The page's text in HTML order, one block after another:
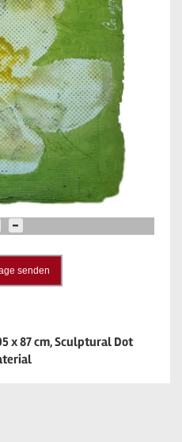
senden
x 87 cm, Sculptural Dot